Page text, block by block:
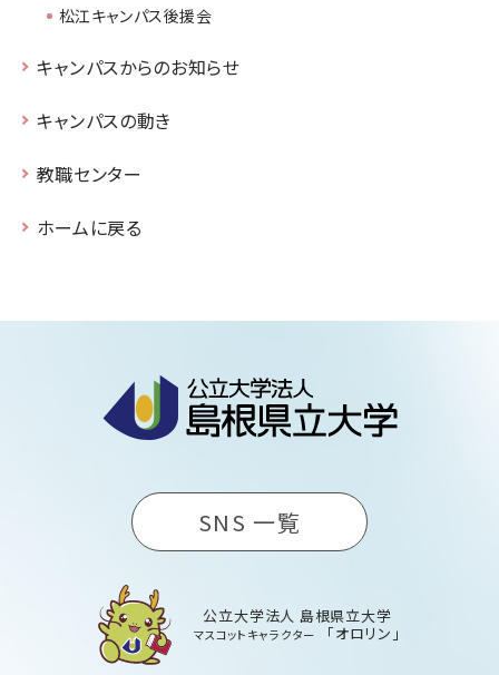
松江キャンパス後援会
キャンパスからのお知らせ
キャンパスの動き
教職センター
ホームに戻る
SNS 一覧
公立大学法人 島根県立大学
マスコットキャラクター 「オロリン」